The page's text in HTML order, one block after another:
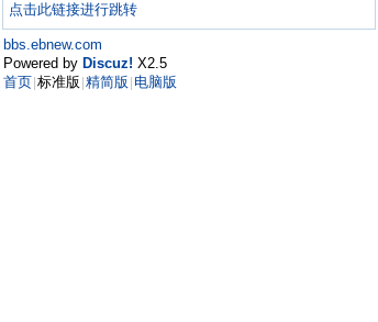
点击此链接进行跳转
bbs.ebnew.com
Powered by Discuz! X2.5
首页 标准版 精简版 电脑版